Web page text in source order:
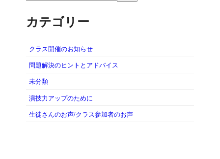
カテゴリー
クラス開催のお知らせ
問題解決のヒントとアドバイス
未分類
演技力アップのために
生徒さんのお声/クラス参加者のお声